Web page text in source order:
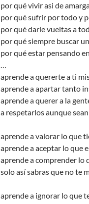
por qué vivir asi de
por qué sufrir por todo y
por qué darle vueltas a
por qué siempre buscar
por qué estar pensando
…
aprende a quererte a ti
aprende a apartar tanto
aprende a querer a la
a respetarlos aunque
aprende a valorar lo que
aprende a aceptar lo que
aprende a comprender lo
solo así sabras que no te
aprende a ignorar lo que